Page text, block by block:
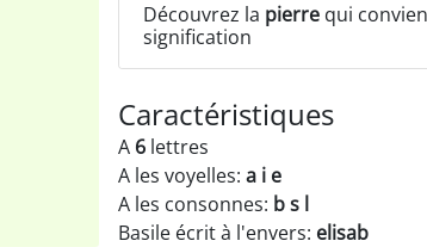
Découvrez la pierre qui
signification
Caractéristiques
A 6 lettres
A les voyelles: a i e
A les consonnes: b s l
Basile écrit à l'envers: elisab